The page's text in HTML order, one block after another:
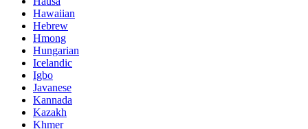
Hawaiian
Hebrew
Hmong
Hungarian
Icelandic
Igbo
Javanese
Kannada
Kazakh
Khmer